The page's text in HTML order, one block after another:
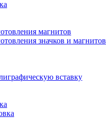
магнитов
значков и магнитов
вставку